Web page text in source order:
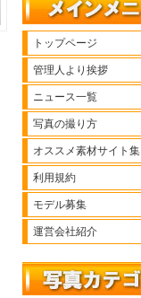
トップページ
管理人より挨拶
ニュース一覧
写真の撮り方
オススメ素材サイト集
利用規約
モデル募集
運営会社紹介